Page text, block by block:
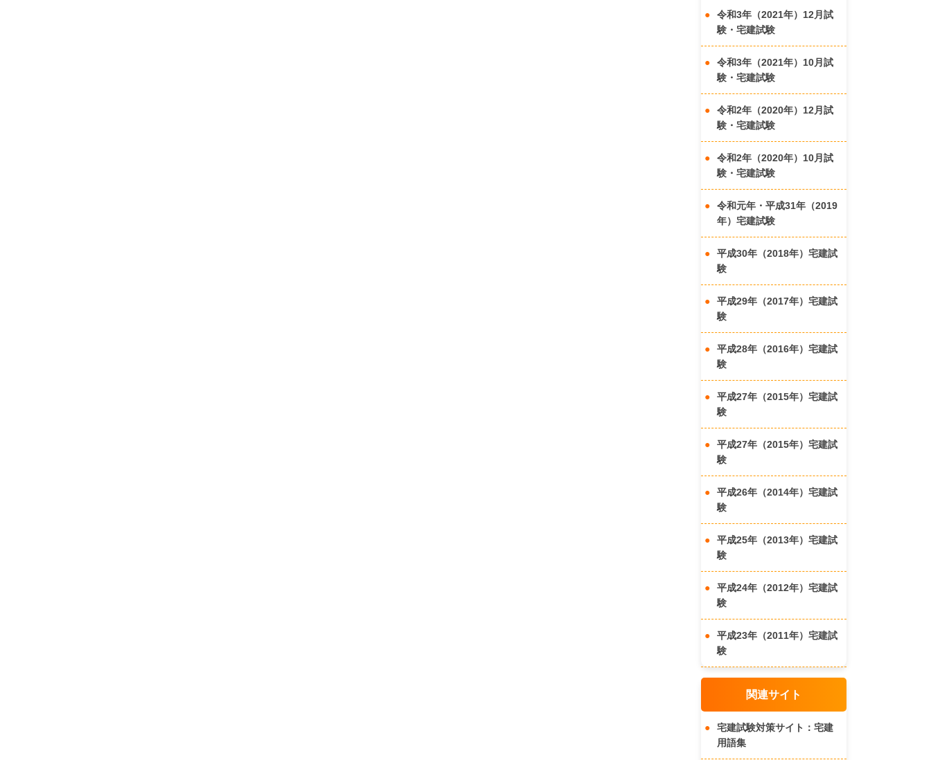
令和3年（2021年）12月試
験・宅建試験
令和3年（2021年）10月試
験・宅建試験
令和2年（2020年）12月試
験・宅建試験
令和2年（2020年）10月試
験・宅建試験
令和元年・平成31年（2019
年）宅建試験
平成30年（2018年）宅建試
験
平成29年（2017年）宅建試
験
平成28年（2016年）宅建試
験
平成27年（2015年）宅建試
験
平成27年（2015年）宅建試
験
平成26年（2014年）宅建試
験
平成25年（2013年）宅建試
験
平成24年（2012年）宅建試
験
平成23年（2011年）宅建試
験
関連サイト
宅建試験対策サイト：宅建
用語集